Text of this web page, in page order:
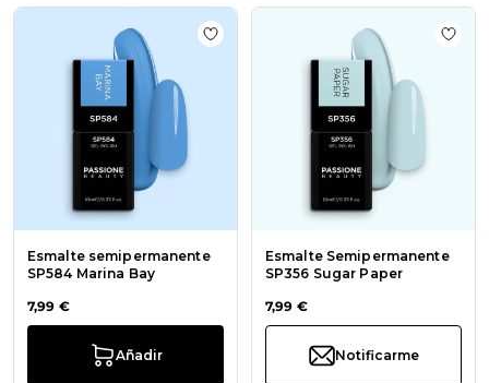
Esmalte semipermanente
SP584 Marina Bay
7,99 €
Añadir
Añadir a la lista de deseos Esmalte
Esmalte Semipermanente
SP356 Sugar Paper
7,99 €
Notificarme